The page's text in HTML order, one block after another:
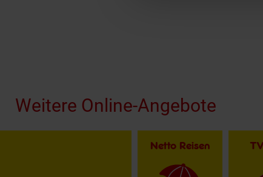
Weitere Online-Angebote
Netto Reisen